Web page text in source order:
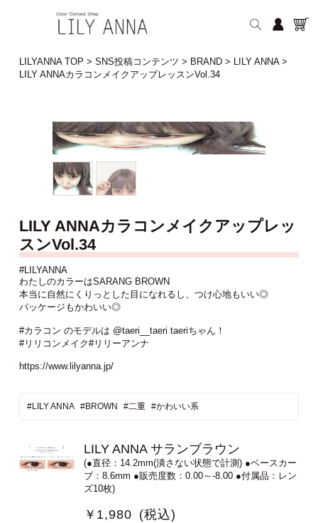
LILYANNA TOP > SNS投稿コンテンツ > BRAND> LILY ANNA>
LILY ANNAカラコンメイクアップレッスンVol.34
LILY ANNAカラコンメイクアップレッ
スンVol.34
#LILYANNA
わたしのカラーはSARANG BROWN
本当に自然にくりっとした目になれるし、つけ心地もいい◎
パッケージもかわいい◎
#カラコン のモデルは @taeri__taeri taeriちゃん！
#リリコンメイク#リリーアンナ
https://www.lilyanna.jp/
#LILY ANNA #BROWN #二重 #かわいい系
LILY ANNA サランブラウン
(●直径：14.2mm(潰さない状態で計測) ●ベースカー
ブ：8.6mm ●販売度数：0.00～-8.00 ●付属品：レン
ズ10枚)
￥1,980 (税込)